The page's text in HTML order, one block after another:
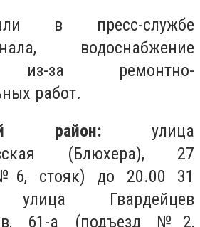
в пресс-службе
водоснабжение
из-за ремонтно-
работ.
район: улица
(Блюхера), 27
стояк) до 20.00 31
улица Гвардейцев
61-а (подъезд №2,